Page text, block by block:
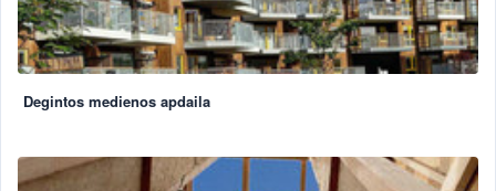
Degintos medienos apdaila